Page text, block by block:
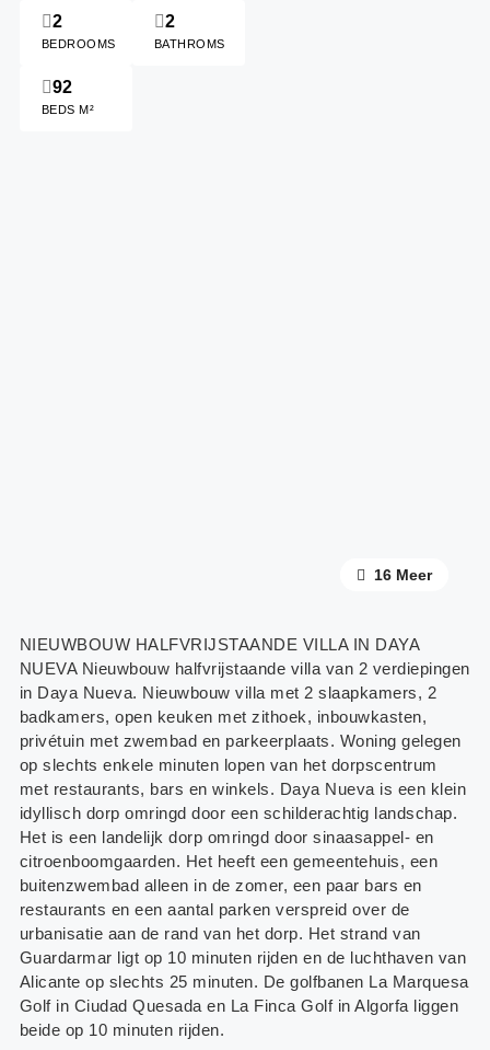
BEDROOMS
2
BATHROMS
2
BEDS M²
92
12 Meer
16 Meer
NIEUWBOUW HALFVRIJSTAANDE VILLA IN DAYA
NUEVA Nieuwbouw halfvrijstaande villa van 2 verdiepingen
in Daya Nueva. Nieuwbouw villa met 2 slaapkamers, 2
badkamers, open keuken met zithoek, inbouwkasten,
privétuin met zwembad en parkeerplaats. Woning gelegen
op slechts enkele minuten lopen van het dorpscentrum
met restaurants, bars en winkels. Daya Nueva is een klein
idyllisch dorp omringd door een schilderachtig landschap.
Het is een landelijk dorp omringd door sinaasappel- en
citroenboomgaarden. Het heeft een gemeentehuis, een
buitenzwembad alleen in de zomer, een paar bars en
restaurants en een aantal parken verspreid over de
urbanisatie aan de rand van het dorp. Het strand van
Guardarmar ligt op 10 minuten rijden en de luchthaven van
Alicante op slechts 25 minuten. De golfbanen La Marquesa
Golf in Ciudad Quesada en La Finca Golf in Algorfa liggen
beide op 10 minuten rijden.